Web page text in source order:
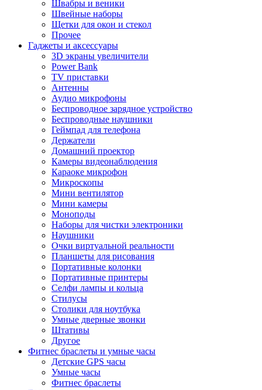
Швабры и веники
Швейные наборы
Щетки для окон и стекол
Прочее
Гаджеты и аксессуары
3D экраны увеличители
Power Bank
TV приставки
Антенны
Аудио микрофоны
Беспроводное зарядное устройство
Беспроводные наушники
Геймпад для телефона
Держатели
Домашний проектор
Камеры видеонаблюдения
Караоке микрофон
Микроскопы
Мини вентилятор
Мини камеры
Моноподы
Наборы для чистки электроники
Наушники
Очки виртуальной реальности
Планшеты для рисования
Портативные колонки
Портативные принтеры
Селфи лампы и кольца
Стилусы
Столики для ноутбука
Умные дверные звонки
Штативы
Другое
Фитнес браслеты и умные часы
Детские GPS часы
Умные часы
Фитнес браслеты